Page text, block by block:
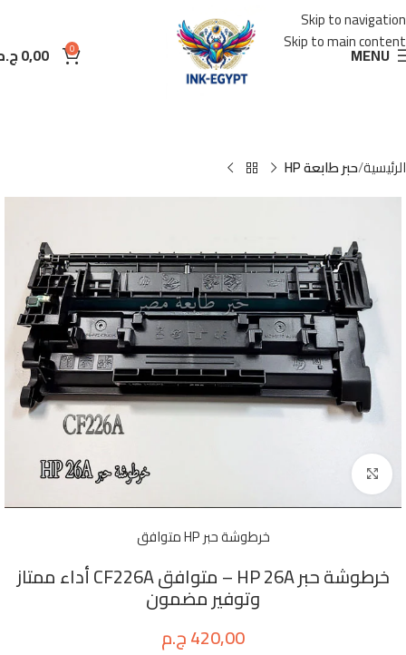
Skip to navigation
Skip to main content
MENU
0
0,00
الرئيسية حبر طابعة HP
Click to enlarge
خرطوشة حبر HP متوافق
خرطوشة حبر HP 26A – متوافق CF226A أداء ممتاز
وتوفير مضمون
420,00ج.م